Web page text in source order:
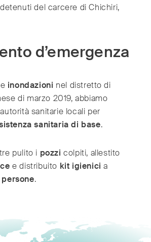
del carcere di Chichiri,
d’emergenza
inondazioni nel distretto di
di marzo 2019, abbiamo
sanitarie locali per
sanitaria di base.
pulito i pozzi colpiti, allestito
e distribuito kit igienici a
.